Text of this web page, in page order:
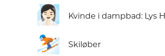
🧖🏻‍♀️ Kvinde i dampbad: Lys
⛷️ Skiløber